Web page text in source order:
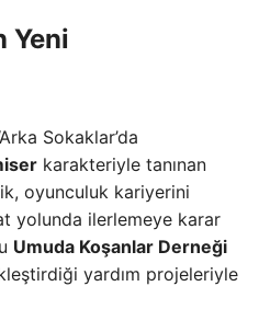
Yeni
Sokaklar’da
karakteriyle tanınan
oyunculuk kariyerini
yolunda ilerlemeye karar
Umuda Koşanlar Derneği
yardım projeleriyle